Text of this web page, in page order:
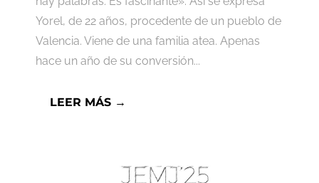
Yorel, de 22 años, procedente de un pueblo de
Valencia. Viene de una familia atea. Apenas
hace un año de su conversión...
LEER MÁS →